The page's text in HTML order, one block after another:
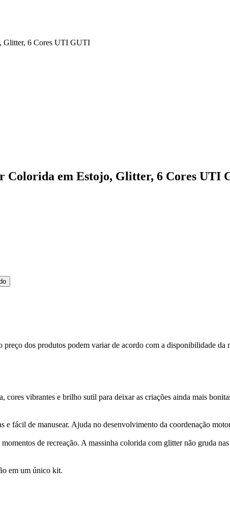
Glitter, 6 Cores UTI GUTI
Colorida em Estojo, Glitter, 6 Cores UTI
dos produtos podem variar de acordo com a disponibilidade
vibrantes e brilho sutil para deixar as criações ainda mais
e fácil de manusear. Ajuda no desenvolvimento da coordenação
de recreação. A massinha colorida com glitter não gruda
em um único kit.